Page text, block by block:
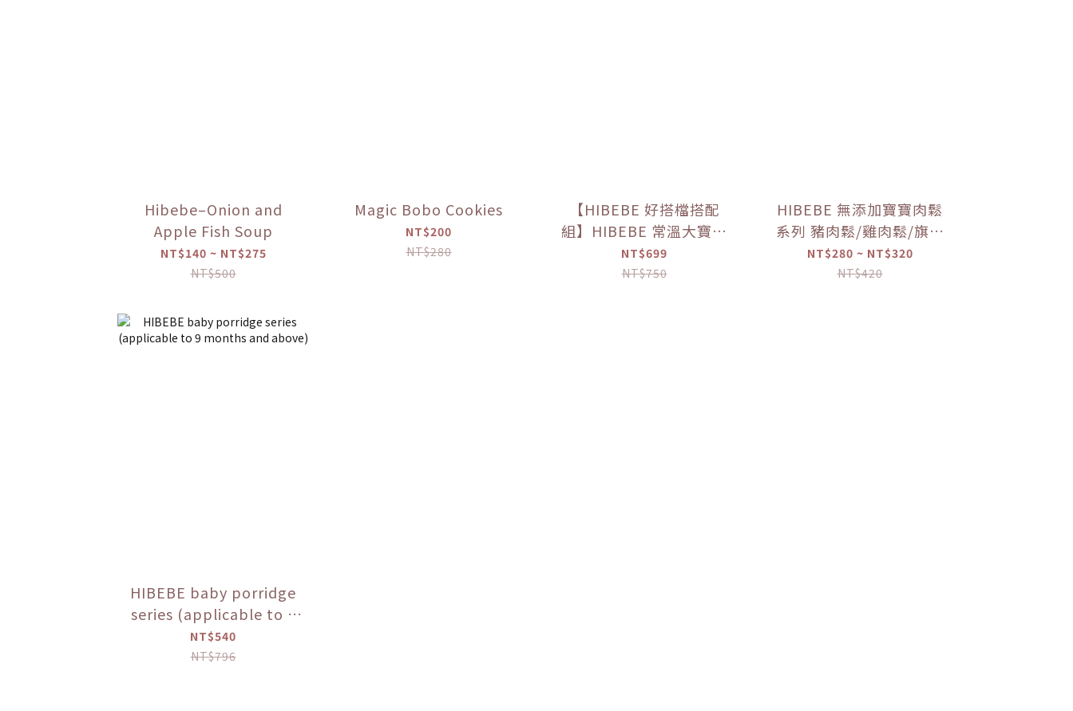
Hibebe–Onion and
Apple Fish Soup
NT$140 ~ NT$275
NT$500
Magic Bobo Cookies
NT$200
NT$280
【HIBEBE 好搭檔搭配
組】HIBEBE 常溫大寶寶
粥*1+HIBEBE 無添加寶寶
肉鬆*1【優惠限定】
NT$699
NT$750
HIBEBE 無添加寶寶肉鬆
系列 豬肉鬆/雞肉鬆/旗魚
鬆(2包入/組)（10個月以
上適用）【優惠限定】
NT$280 ~ NT$320
NT$420
HIBEBE baby porridge
series (applicable to 9
months and above)
NT$540
NT$796